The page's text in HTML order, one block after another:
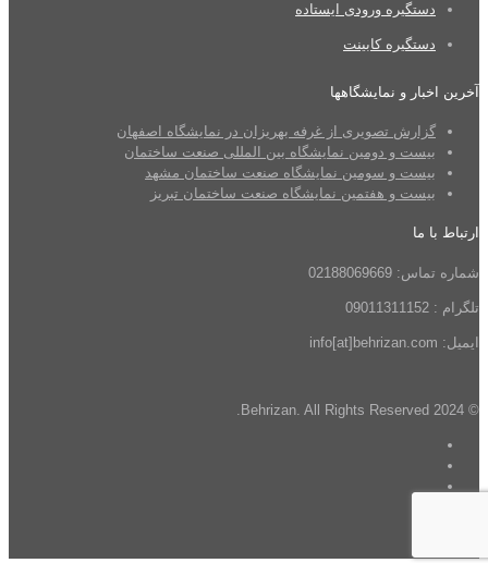
دستگیره ورودی ایستاده
دستگیره کابینت
آخرین اخبار و نمایشگاهها
گزارش تصویری از غرفه بهریزان در نمایشگاه اصفهان
بیست و دومین نمایشگاه بین المللی صنعت ساختمان
بیست و سومین نمایشگاه صنعت ساختمان مشهد
بیست و هفتمین نمایشگاه صنعت ساختمان تبریز
ارتباط با ما
شماره تماس: 02188069669
تلگرام : 09011311152
ایمیل: info[at]behrizan.com
© 2024 Behrizan. All Rights Reserved.